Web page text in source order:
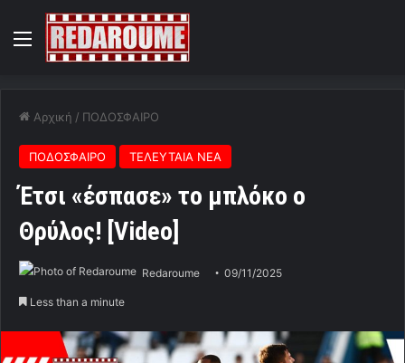
Menu
Αρχική / ΠΟΔΟΣΦΑΙΡΟ
ΠΟΔΟΣΦΑΙΡΟ ΤΕΛΕΥΤΑΙΑ ΝΕΑ
Έτσι «έσπασε» το μπλόκο ο
Θρύλος! [Video]
Redaroume 09/11/2025
Less than a minute